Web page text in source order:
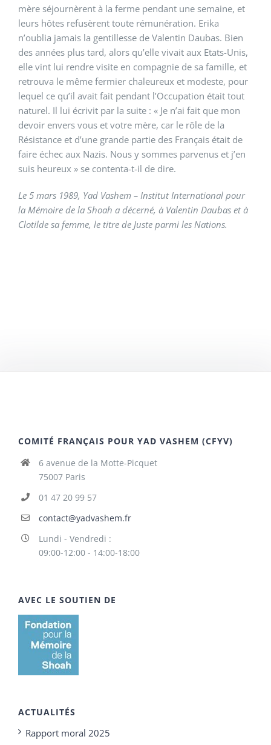
mère séjournèrent à la ferme pendant une semaine, et
leurs hôtes refusèrent toute rémunération. Erika
n’oublia jamais la gentillesse de Valentin Daubas. Bien
des années plus tard, alors qu’elle vivait aux Etats-Unis,
elle vint lui rendre visite en compagnie de sa famille, et
retrouva le même fermier chaleureux et modeste, pour
lequel ce qu’il avait fait pendant l’Occupation était tout
naturel. Il lui écrivit par la suite : « Je n’ai fait que mon
devoir envers vous et votre mère, car le rôle de la
Résistance et d’une grande partie des Français était de
faire échec aux Nazis. Nous y sommes parvenus et j’en
suis heureux » se contenta-t-il de dire.
Le 5 mars 1989, Yad Vashem – Institut International pour
la Mémoire de la Shoah a décerné, à Valentin Daubas et à
Clotilde sa femme, le titre de Juste parmi les Nations.
COMITÉ FRANÇAIS POUR YAD VASHEM (CFYV)
6 avenue de la Motte-Picquet
75007 Paris
01 47 20 99 57
contact@yadvashem.fr
Lundi - Vendredi :
09:00-12:00 - 14:00-18:00
AVEC LE SOUTIEN DE
ACTUALITÉS
Rapport moral 2025